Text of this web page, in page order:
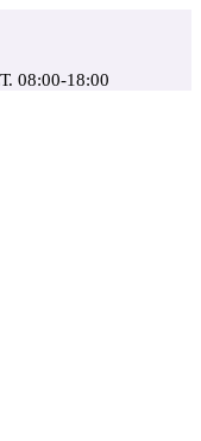
08:00-18:00